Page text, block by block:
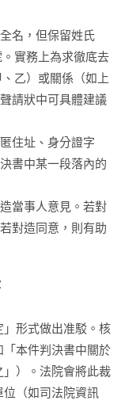
名，但保留姓氏
。實務上為求徹底去
乙）或關係（如上
請狀中可具體建議
住址、身分證字
書中某一段落內的
當事人意見。若對
對造同意，則有助
」形式做出准駁。核
本件判決書中關於
」）。法院會將此裁
（如司法院資訊